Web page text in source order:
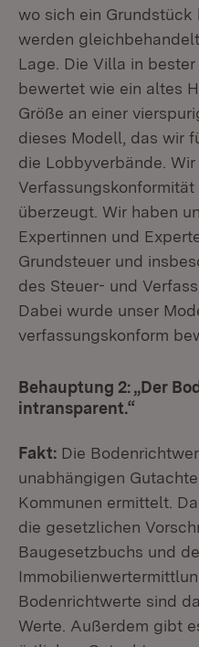
wo sich ein
werden
Lage. Die Villa in
bewertet wie ein altes
Größe an einer
dieses Modell, das wir
die Lobbyverbände.
überzeugt. Wir haben
Expertinnen und
Grundsteuer und
des Steuer- und
Dabei wurde unser
verfassungskonform
Behauptung 2:„Der
intransparent.“
Fakt: Die
unabhängigen
Kommunen ermittelt.
die gesetzlichen
Baugesetzbuchs und
Bodenrichtwerte sind
Werte. Außerdem gibt